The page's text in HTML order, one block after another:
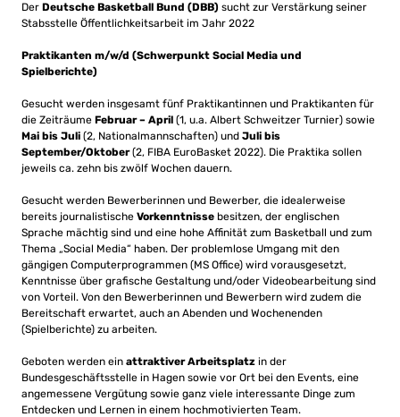
Der Deutsche Basketball Bund (DBB) sucht zur Verstärkung seiner
Stabsstelle Öffentlichkeitsarbeit im Jahr 2022
Praktikanten m/w/d (Schwerpunkt Social Media und
Spielberichte)
Gesucht werden insgesamt fünf Praktikantinnen und Praktikanten für
die Zeiträume Februar – April (1, u.a. Albert Schweitzer Turnier) sowie
Mai bis Juli (2, Nationalmannschaften) und Juli bis
September/Oktober(2, FIBA EuroBasket 2022). Die Praktika sollen
jeweils ca. zehn bis zwölf Wochen dauern.
Gesucht werden Bewerberinnen und Bewerber, die idealerweise
bereits journalistische Vorkenntnisse besitzen, der englischen
Sprache mächtig sind und eine hohe Affinität zum Basketball und zum
Thema „Social Media“ haben. Der problemlose Umgang mit den
gängigen Computerprogrammen (MS Office) wird vorausgesetzt,
Kenntnisse über grafische Gestaltung und/oder Videobearbeitung sind
von Vorteil. Von den Bewerberinnen und Bewerbern wird zudem die
Bereitschaft erwartet, auch an Abenden und Wochenenden
(Spielberichte) zu arbeiten.
Geboten werden ein attraktiver Arbeitsplatz in der
Bundesgeschäftsstelle in Hagen sowie vor Ort bei den Events, eine
angemessene Vergütung sowie ganz viele interessante Dinge zum
Entdecken und Lernen in einem hochmotivierten Team.